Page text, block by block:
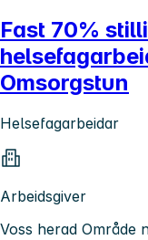
Fast 70%
Omsorgstun
Helsefagarbeidar
Arbeidsgiver
Voss herad Område